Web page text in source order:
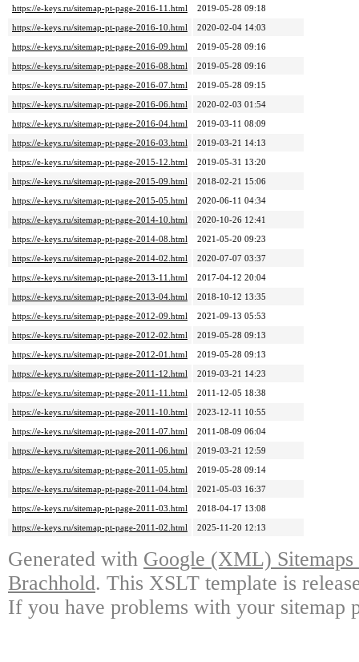
https://e-keys.ru/sitemap-pt-page-2016-11.html
2019-05-28 09:18
https://e-keys.ru/sitemap-pt-page-2016-10.html
2020-02-04 14:03
https://e-keys.ru/sitemap-pt-page-2016-09.html
2019-05-28 09:16
https://e-keys.ru/sitemap-pt-page-2016-08.html
2019-05-28 09:16
https://e-keys.ru/sitemap-pt-page-2016-07.html
2019-05-28 09:15
https://e-keys.ru/sitemap-pt-page-2016-06.html
2020-02-03 01:54
https://e-keys.ru/sitemap-pt-page-2016-04.html
2019-03-11 08:09
https://e-keys.ru/sitemap-pt-page-2016-03.html
2019-03-21 14:13
https://e-keys.ru/sitemap-pt-page-2015-12.html
2019-05-31 13:20
https://e-keys.ru/sitemap-pt-page-2015-09.html
2018-02-21 15:06
https://e-keys.ru/sitemap-pt-page-2015-05.html
2020-06-11 04:34
https://e-keys.ru/sitemap-pt-page-2014-10.html
2020-10-26 12:41
https://e-keys.ru/sitemap-pt-page-2014-08.html
2021-05-20 09:23
https://e-keys.ru/sitemap-pt-page-2014-02.html
2020-07-07 03:37
https://e-keys.ru/sitemap-pt-page-2013-11.html
2017-04-12 20:04
https://e-keys.ru/sitemap-pt-page-2013-04.html
2018-10-12 13:35
https://e-keys.ru/sitemap-pt-page-2012-09.html
2021-09-13 05:53
https://e-keys.ru/sitemap-pt-page-2012-02.html
2019-05-28 09:13
https://e-keys.ru/sitemap-pt-page-2012-01.html
2019-05-28 09:13
https://e-keys.ru/sitemap-pt-page-2011-12.html
2019-03-21 14:23
https://e-keys.ru/sitemap-pt-page-2011-11.html
2011-12-05 18:38
https://e-keys.ru/sitemap-pt-page-2011-10.html
2023-12-11 10:55
https://e-keys.ru/sitemap-pt-page-2011-07.html
2011-08-09 06:04
https://e-keys.ru/sitemap-pt-page-2011-06.html
2019-03-21 12:59
https://e-keys.ru/sitemap-pt-page-2011-05.html
2019-05-28 09:14
https://e-keys.ru/sitemap-pt-page-2011-04.html
2021-05-03 16:37
https://e-keys.ru/sitemap-pt-page-2011-03.html
2018-04-17 13:08
https://e-keys.ru/sitemap-pt-page-2011-02.html
2025-11-20 12:13
Generated with Google (XML)
Brachhold. This XSLT template is
If you have problems with your sitemap